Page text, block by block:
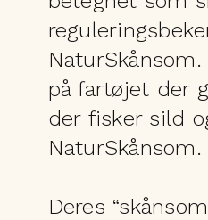
på fartøjet der
der fisker sild
NaturSkånsom.
Deres